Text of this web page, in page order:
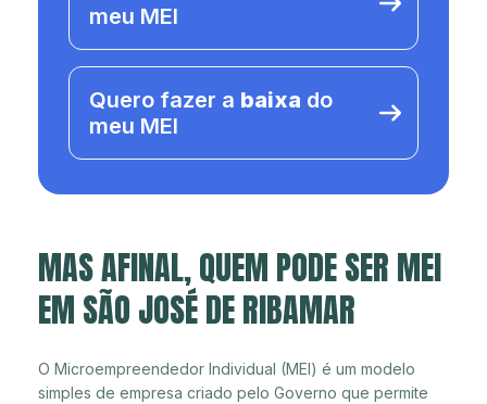
meu MEI
Quero fazer a baixa do
meu MEI
MAS AFINAL, QUEM PODE SER MEI
EM SÃO JOSÉ DE RIBAMAR
O Microempreendedor Individual (MEI) é um modelo
simples de empresa criado pelo Governo que permite